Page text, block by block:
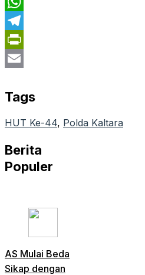
WhatsApp
Telegram
PrintFriendly
Tags
HUT Ke-44, Polda Kaltara
Berita
Populer
AS Mulai Beda
Sikap dengan